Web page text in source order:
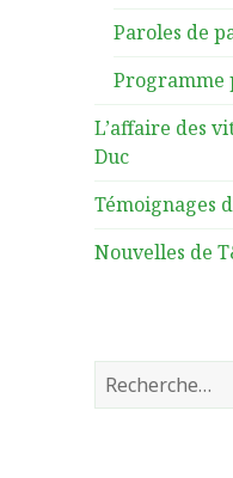
Paroles de
Programme
L’affaire des
Duc
Témoignages
Nouvelles de
R
e